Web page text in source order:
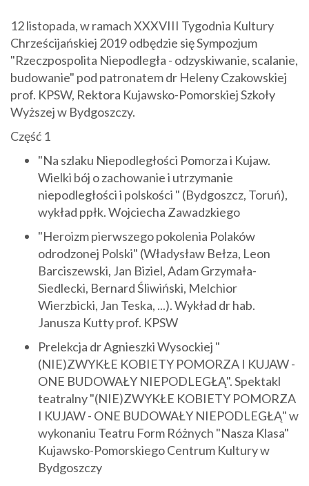
12 listopada, w ramach XXXVIII Tygodnia Kultury
Chrześcijańskiej 2019 odbędzie się Sympozjum
"Rzeczpospolita Niepodległa - odzyskiwanie, scalanie,
budowanie" pod patronatem dr Heleny Czakowskiej
prof. KPSW, Rektora Kujawsko-Pomorskiej Szkoły
Wyższej w Bydgoszczy.
Część 1
"Na szlaku Niepodległości Pomorza i Kujaw.
Wielki bój o zachowanie i utrzymanie
niepodległości i polskości " (Bydgoszcz, Toruń),
wykład ppłk. Wojciecha Zawadzkiego
"Heroizm pierwszego pokolenia Polaków
odrodzonej Polski" (Władysław Bełza, Leon
Barciszewski, Jan Biziel, Adam Grzymała-
Siedlecki, Bernard Śliwiński, Melchior
Wierzbicki, Jan Teska, ...). Wykład dr hab.
Janusza Kutty prof. KPSW
Prelekcja dr Agnieszki Wysockiej "
(NIE)ZWYKŁE KOBIETY POMORZA I KUJAW -
ONE BUDOWAŁY NIEPODLEGŁĄ". Spektakl
teatralny "(NIE)ZWYKŁE KOBIETY POMORZA
I KUJAW - ONE BUDOWAŁY NIEPODLEGŁĄ" w
wykonaniu Teatru Form Różnych "Nasza Klasa"
Kujawsko-Pomorskiego Centrum Kultury w
Bydgoszczy